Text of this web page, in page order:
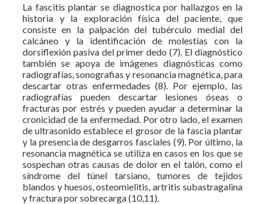
La fascitis plantar se diagnostica por hallazgos en la
historia y la exploración física del paciente, que
consiste en la palpación del tubérculo medial del
calcáneo y la identificación de molestias con la
dorsiflexión pasiva del primer dedo (7). El diagnóstico
también se apoya de imágenes diagnósticas como
radiografías, sonografias y resonancia magnética, para
descartar otras enfermedades (8). Por ejemplo, las
radiografías pueden descartar lesiones óseas o
fracturas por estrés y pueden ayudar a determinar la
cronicidad de la enfermedad. Por otro lado, el examen
de ultrasonido establece el grosor de la fascia plantar
y la presencia de desgarros fasciales (9). Por último, la
resonancia magnética se utiliza en casos en los que se
sospechan otras causas de dolor en el talón, como el
síndrome del túnel tarsiano, tumores de tejidos
blandos y huesos, osteomielitis, artritis subastragalina
y fractura por sobrecarga (10,11).